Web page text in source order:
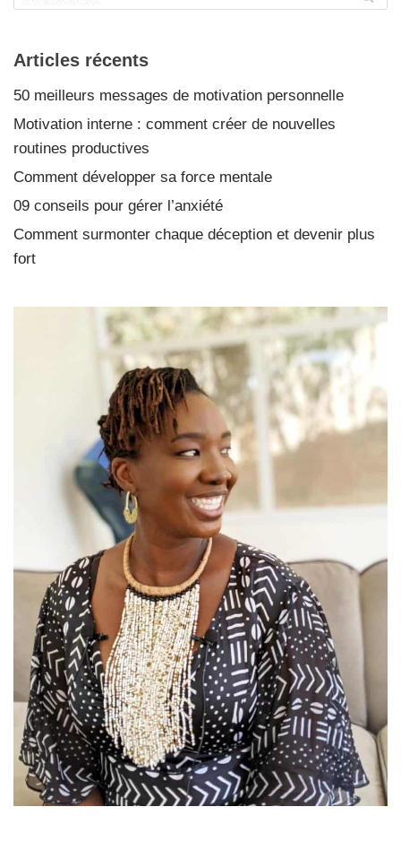
Articles récents
50 meilleurs messages de motivation personnelle
Motivation interne : comment créer de nouvelles
routines productives
Comment développer sa force mentale
09 conseils pour gérer l’anxiété
Comment surmonter chaque déception et devenir plus
fort